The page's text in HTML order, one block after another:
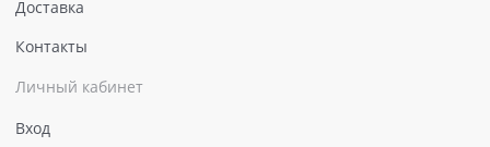
Доставка
Контакты
Личный кабинет
Вход